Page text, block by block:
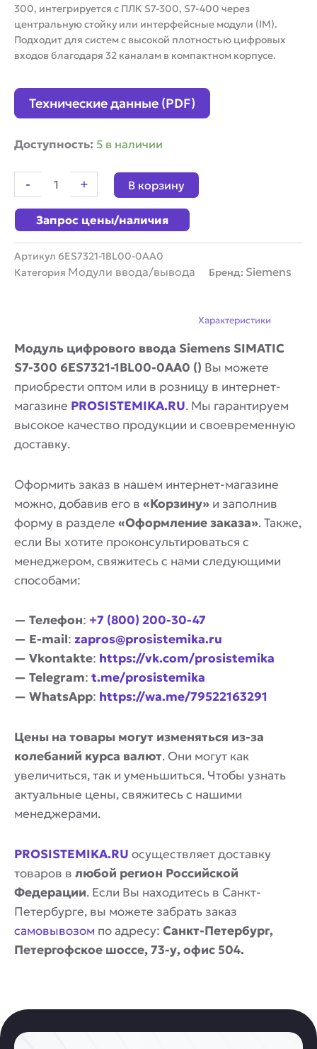
300, интегрируется с ПЛК S7-300, S7-400 через
центральную стойку или интерфейсные модули (IM).
Подходит для систем с высокой плотностью цифровых
входов благодаря 32 каналам в компактном корпусе.
Технические данные (PDF)
Доступность: 5 в наличии
-
Количество
Модуль
цифрового
ввода
Siemens
S7-
300
+ В корзину
Запрос цены/наличия
Артикул 6ES7321-1BL00-0AA0
Категория Модули ввода/вывода Бренд: Siemens
Характеристики
Модуль цифрового ввода Siemens SIMATIC
S7-300 6ES7321-1BL00-0AA0 () Вы можете
приобрести оптом или в розницу в интернет-
магазине PROSISTEMIKA.RU. Мы гарантируем
высокое качество продукции и своевременную
доставку.
Оформить заказ в нашем интернет-магазине
можно, добавив его в «Корзину» и заполнив
форму в разделе «Оформление заказа». Также,
если Вы хотите проконсультироваться с
менеджером, свяжитесь с нами следующими
способами:
— Телефон: +7 (800) 200-30-47
— E-mail: zapros@prosistemika.ru
— Vkontakte: https://vk.com/prosistemika
— Telegram: t.me/prosistemika
— WhatsApp: https://wa.me/79522163291
Цены на товары могут изменяться из-за
колебаний курса валют. Они могут как
увеличиться, так и уменьшиться. Чтобы узнать
актуальные цены, свяжитесь с нашими
менеджерами.
PROSISTEMIKA.RU осуществляет доставку
товаров в любой регион Российской
Федерации. Если Вы находитесь в Санкт-
Петербурге, вы можете забрать заказ
самовывозом по адресу: Санкт-Петербург,
Петергофское шоссе, 73-у, офис 504.